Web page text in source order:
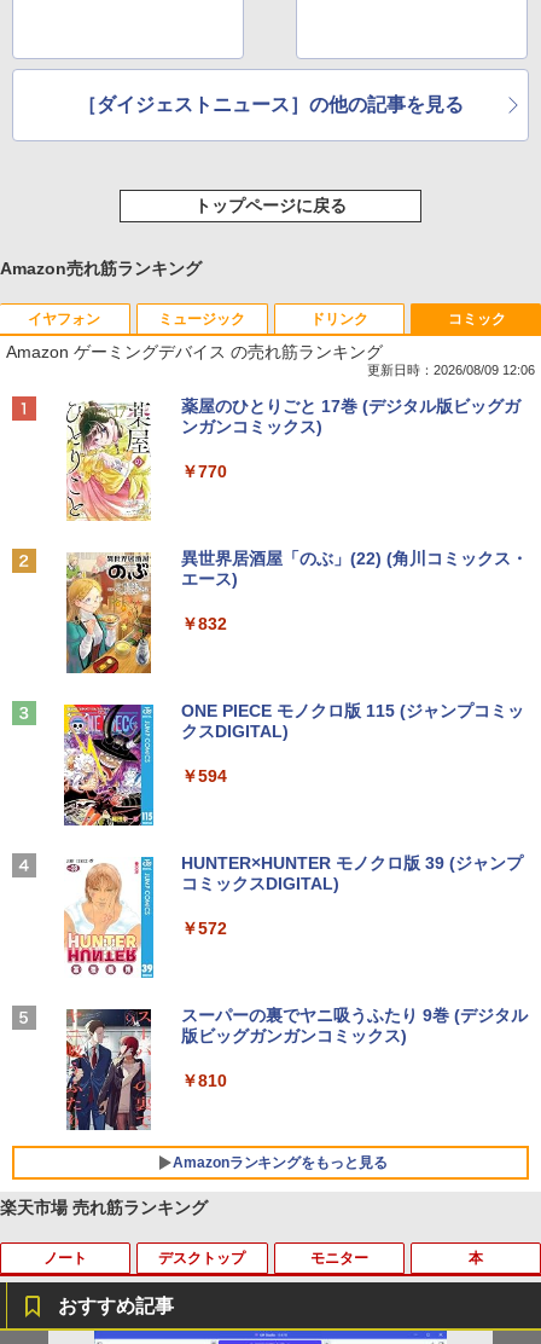
［ダイジェストニュース］の他の記事を見る
トップページに戻る
Amazon売れ筋ランキング
イヤフォン
Anker Soundcore P40i オフホワイト
Anker Soundcore P31i ブラック
Anker Soundcore Liberty 5 ミッドナイトブ
ラック
￥14,990
【2026年アップグレード版】AOKIMI ワイヤ
レスイヤホン bluetooth イヤホン V12 小型
るーとゅーす コードレス ENCノイズキャン
￥1,964
￥3,480
ミュージック
BRUCE WAYNE feat. Flo Milli, ATL Jacob
[Explicit]
￥250
BRUCE WAYNE feat. Flo Milli, ATL Jacob
[Explicit]
￥250
見知らぬ糸
On My Road (Stadium ver.)
On My Road (Stadium ver.)
ドリンク
【Amazon.co.jp限定】 い・ろ・は・す 2L P
ET ラベルレス ×8本
￥1,112
by Amazon 天然水 ラベルレス 500ml ×24本
富士山の天然水 バナジウム含有 水 ミネラル
ットル (Smart Basic)
by Amazon 天然水ラベルレス 2L×9本
￥1,117
by Amazon 炭酸水 ラベルレス 500ml ×24本
art Basic)
コカ・コーラ やかんの麦茶 from 爽健美茶 ラ
コミック
Amazon ゲーミングデバイス の売れ筋ランキング
更新日時：2026/08/09 12:06
薬屋のひとりごと 17巻 (デジタル版ビッグガ
ンガンコミックス)
￥770
異世界居酒屋「のぶ」(22) (角川コミックス・
エース)
￥832
ONE PIECE モノクロ版 115 (ジャンプコミッ
クスDIGITAL)
￥594
HUNTER×HUNTER モノクロ版 39 (ジャンプ
コミックスDIGITAL)
￥572
スーパーの裏でヤニ吸うふたり 9巻 (デジタル
版ビッグガンガンコミックス)
￥810
Amazonランキングをもっと見る
楽天市場 売れ筋ランキング
ノート デスクトップ モニター 本
おすすめ記事